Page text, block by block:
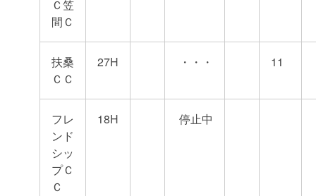
Ｃ笠
間Ｃ
扶桑
ＣＣ
27H ・・・ 11
フレ
ンド
シッ
プＣ
Ｃ
18H 停止中